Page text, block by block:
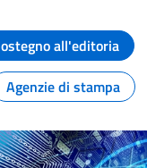
all'editoria
Agenzie di stampa